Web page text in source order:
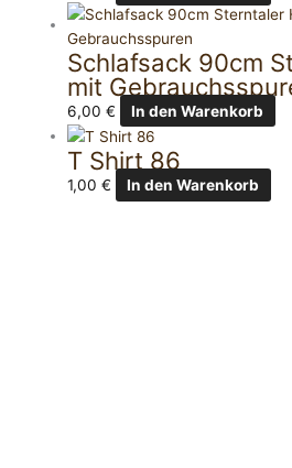
Schlafsack 90cm
mit
6,00€ In den Warenkorb
T Shirt 86
1,00€ In den Warenkorb